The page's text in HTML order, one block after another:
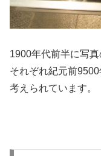
1900年代前半に写
それぞれ紀元前
考えられています。